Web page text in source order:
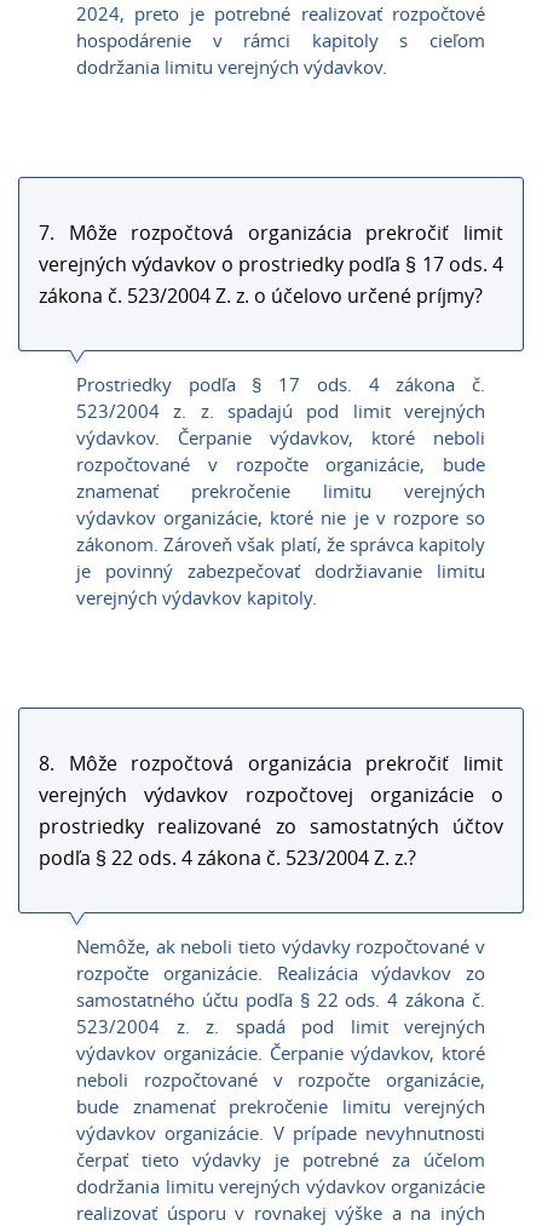
2024, preto je potrebné realizovať rozpočtové
hospodárenie v rámci kapitoly s cieľom
dodržania limitu verejných výdavkov.
7. Môže rozpočtová organizácia prekročiť limit
verejných výdavkov o prostriedky podľa § 17 ods. 4
zákona č. 523/2004 Z. z. o účelovo určené príjmy?
Prostriedky podľa § 17 ods. 4 zákona č.
523/2004 z. z. spadajú pod limit verejných
výdavkov. Čerpanie výdavkov, ktoré neboli
rozpočtované v rozpočte organizácie, bude
znamenať prekročenie limitu verejných
výdavkov organizácie, ktoré nie je v rozpore so
zákonom. Zároveň však platí, že správca kapitoly
je povinný zabezpečovať dodržiavanie limitu
verejných výdavkov kapitoly.
8. Môže rozpočtová organizácia prekročiť limit
verejných výdavkov rozpočtovej organizácie o
prostriedky realizované zo samostatných účtov
podľa § 22 ods. 4 zákona č. 523/2004 Z. z.?
Nemôže, ak neboli tieto výdavky rozpočtované v
rozpočte organizácie. Realizácia výdavkov zo
samostatného účtu podľa § 22 ods. 4 zákona č.
523/2004 z. z. spadá pod limit verejných
výdavkov organizácie. Čerpanie výdavkov, ktoré
neboli rozpočtované v rozpočte organizácie,
bude znamenať prekročenie limitu verejných
výdavkov organizácie. V prípade nevyhnutnosti
čerpať tieto výdavky je potrebné za účelom
dodržania limitu verejných výdavkov organizácie
realizovať úsporu v rovnakej výške a na iných